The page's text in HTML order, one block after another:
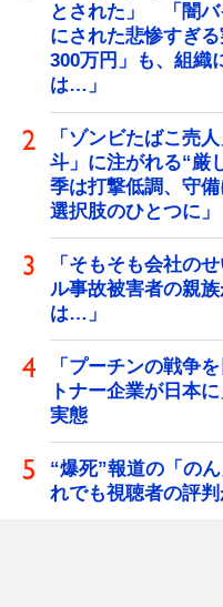
とされた」 「闇
にされた悲惨すぎ
300万円」も、組織
は…」
「ゾンビたばこ売
斗」に注がれる“
季は打撃低調、守
選択肢のひとつに」
「そもそも会社の
ル事故被害者の親
は…」
「プーチンの戦争
トナー企業が日本
実態
“爆死”報道の「の
れでも視聴者の評